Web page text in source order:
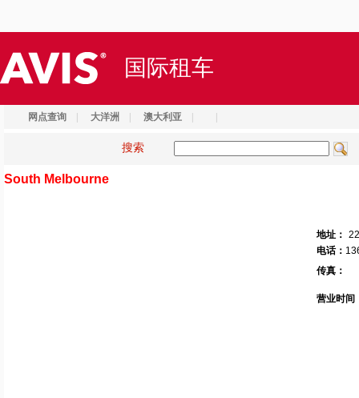
国际租车
网点查询 大洋洲 澳大利亚
搜索
South Melbourne
地址：
电话：
传真：
营业时间